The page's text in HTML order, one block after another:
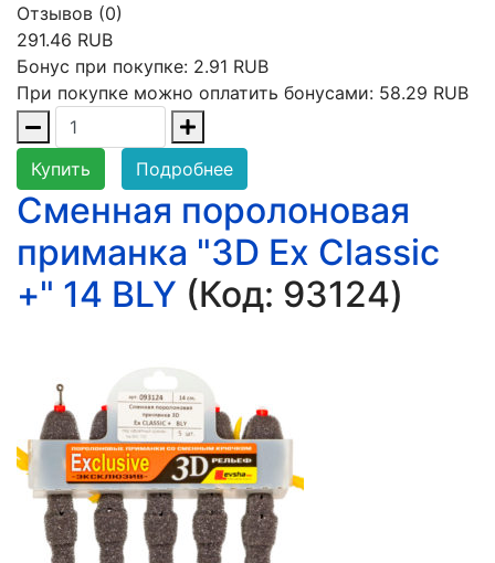
Отзывов (0)
291.46 RUB
Бонус при покупке: 2.91 RUB
При покупке можно оплатить бонусами: 58.29 RUB
Купить Подробнее
Сменная поролоновая
приманка "3D Ex Classic
+" 14 BLY (Код: 93124)